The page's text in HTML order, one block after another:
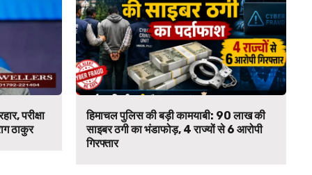
परीक्षा
ठाकुर
हिमाचल पुलिस की बड़ी कामयाबी: ₹90 लाख की
साइबर ठगी का भंडाफोड़, 4 राज्यों से 6 आरोपी
गिरफ्तार